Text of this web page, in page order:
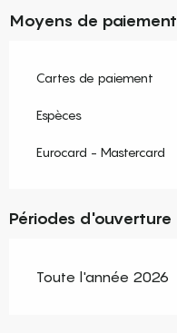
Moyens de paiement
Cartes de paiement
Espèces
Eurocard - Mastercard
Périodes d'ouverture
Toute l'année 2026